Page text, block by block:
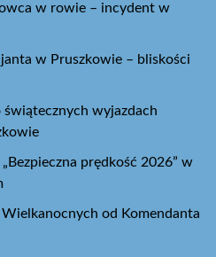
w rowie – incydent w
w Pruszkowie – bliskości
wyjazdach
prędkość 2026” w
od Komendanta